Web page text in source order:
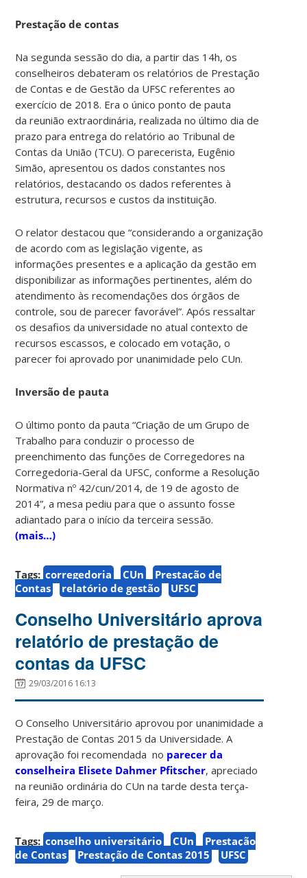
Prestação de contas
Na segunda sessão do dia, a partir das 14h, os
conselheiros debateram os relatórios de Prestação
de Contas e de Gestão da UFSC referentes ao
exercício de 2018. Era o único ponto de pauta
da reunião extraordinária, realizada no último dia de
prazo para entrega do relatório ao Tribunal de
Contas da União (TCU). O parecerista, Eugênio
Simão, apresentou os dados constantes nos
relatórios, destacando os dados referentes à
estrutura, recursos e custos da instituição.
O relator destacou que “considerando a organização
de acordo com as legislação vigente, as
informações presentes e a aplicação da gestão em
disponibilizar as informações pertinentes, além do
atendimento às recomendações dos órgãos de
controle, sou de parecer favorável”. Após ressaltar
os desafios da universidade no atual contexto de
recursos escassos, e colocado em votação, o
parecer foi aprovado por unanimidade pelo CUn.
Inversão de pauta
O último ponto da pauta “Criação de um Grupo de
Trabalho para conduzir o processo de
preenchimento das funções de Corregedores na
Corregedoria-Geral da UFSC, conforme a Resolução
Normativa nº 42/cun/2014, de 19 de agosto de
2014”, a mesa pediu para que o assunto fosse
adiantado para o início da terceira sessão.
(mais…)
Tags: corregedoria CUn
Prestação de
Contas
relatório de gestão UFSC
Conselho Universitário aprova
relatório de prestação de
contas da UFSC
29/03/2016 16:13
O Conselho Universitário aprovou por unanimidade a
Prestação de Contas 2015 da Universidade. A
aprovação foi recomendada no parecer da
conselheira Elisete Dahmer Pfitscher, apreciado
na reunião ordinária do CUn na tarde desta terça-
feira, 29 de março.
Tags: conselho universitário CUn
Prestação
de Contas
Prestação de Contas 2015 UFSC